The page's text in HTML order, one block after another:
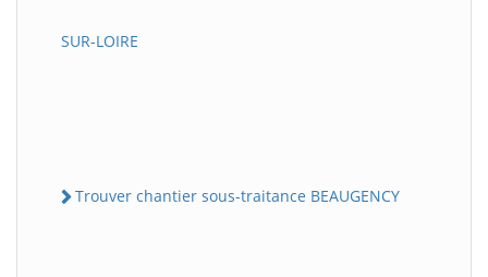
SUR-LOIRE
Trouver chantier sous-traitance BEAUGENCY